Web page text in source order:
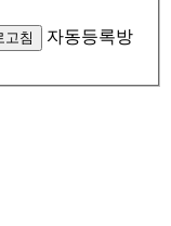
고침
자동등록방